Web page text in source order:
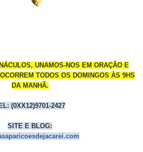
UNAMOS-NOS EM ORAÇÃO E
TODOS OS DOMINGOS ÀS 9HS
DA MANHÃ.
(0XX12)9701-2427
SITE E BLOG: